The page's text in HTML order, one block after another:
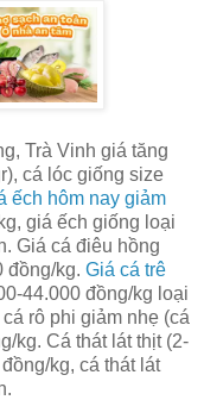
Trà Vinh giá tăng
cá lóc giống size
ếch hôm nay giảm
giá ếch giống loại
Giá cá điêu hồng
đồng/kg. Giá cá trê
44.000 đồng/kg loại
rô phi giảm nhẹ (cá
kg. Cá thát lát thịt (2-
kg, cá thát lát